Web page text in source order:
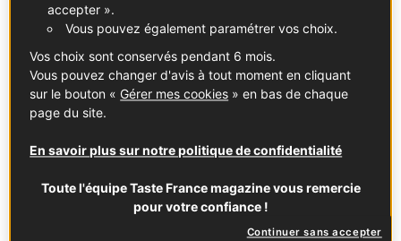
accepter ».
Vous pouvez également paramétrer vos choix.
Vos choix sont conservés pendant 6 mois.
Vous pouvez changer d'avis à tout moment en cliquant
sur le bouton « Gérer mes cookies » en bas de chaque
page du site.
En savoir plus sur notre politique de confidentialité
Toute l'équipe Taste France magazine vous remercie
pour votre confiance !
Continuer sans accepter